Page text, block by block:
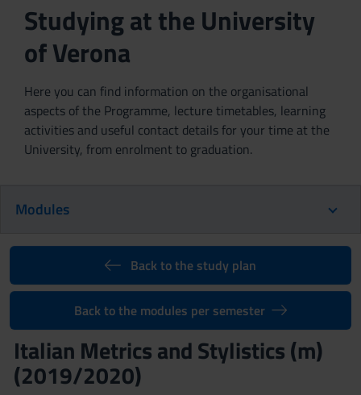
Studying at the University
of Verona
Here you can find information on the organisational
aspects of the Programme, lecture timetables, learning
activities and useful contact details for your time at the
University, from enrolment to graduation.
Modules
Back to the study plan
Back to the modules per semester
Italian Metrics and Stylistics (m)
(2019/2020)